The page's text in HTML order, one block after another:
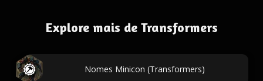
Explore mais de Transformers
Nomes Minicon (Transformers)